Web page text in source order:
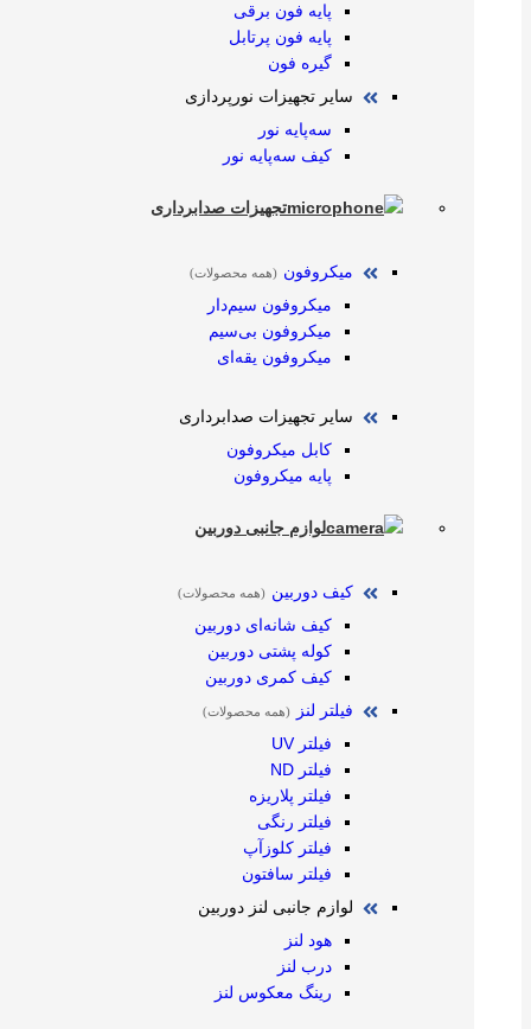
پایه فون برقی
پایه فون پرتابل
گیره فون
سایر تجهیزات نورپردازی
سه‌پایه نور
کیف سه‌پایه نور
تجهیزات صدابرداری
میکروفون (همه محصولات)
میکروفون سیم‌دار
میکروفون بی‌سیم
میکروفون یقه‌ای
سایر تجهیزات صدابرداری
کابل میکروفون
پایه میکروفون
لوازم جانبی دوربین
کیف دوربین (همه محصولات)
کیف شانه‌ای دوربین
کوله پشتی دوربین
کیف کمری دوربین
فیلتر لنز
(همه محصولات)
فیلتر UV
فیلتر ND
فیلتر پلاریزه
فیلتر رنگی
فیلتر کلوزآپ
فیلتر سافتون
لوازم جانبی لنز دوربین
هود لنز
درب لنز
رینگ معکوس لنز